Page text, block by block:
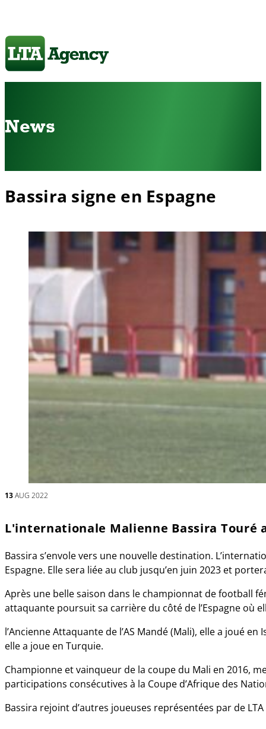
News
Bassira signe en Espagne
13AUG 2022
L'internationale Malienne Bassira Touré
Bassira s’envole vers une nouvelle destination.
Espagne. Elle sera liée au club jusqu’en juin 2023 et
Après une belle saison dans le championnat de football
attaquante poursuit sa carrière du côté de l’Espagne où
l’Ancienne Attaquante de l’AS Mandé (Mali), elle a joué
elle a joue en Turquie.
Championne et vainqueur de la coupe du Mali en 2016,
participations consécutives à la Coupe d’Afrique des
Bassira rejoint d’autres joueuses représentées par de